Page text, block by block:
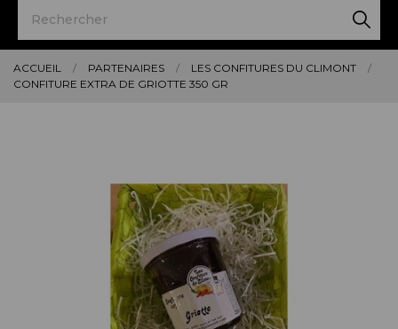
ACCUEIL PARTENAIRES
LES CONFITURES DU CLIMONT
CONFITURE EXTRA DE GRIOTTE 350 GR